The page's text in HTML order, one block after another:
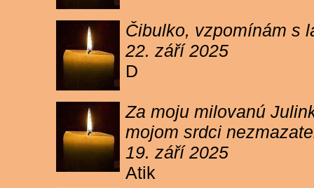
Čibulko, vzpomínám s
22. září 2025
D
Za moju milovanú
mojom srdci
19. září 2025
Atik